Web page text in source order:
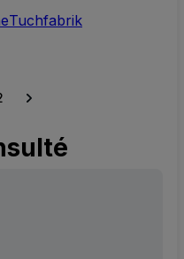
Tuchfabrik